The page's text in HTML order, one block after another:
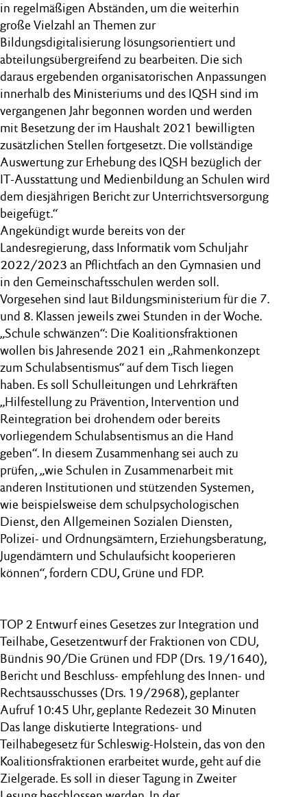
in regelmäßigen Abständen, um die weiterhin
große Vielzahl an Themen zur
Bildungsdigitalisierung lösungsorientiert und
abteilungsübergreifend zu bearbeiten. Die sich
daraus ergebenden organisatorischen Anpassungen
innerhalb des Ministeriums und des IQSH sind im
vergangenen Jahr begonnen worden und werden
mit Besetzung der im Haushalt 2021 bewilligten
zusätzlichen Stellen fortgesetzt. Die vollständige
Auswertung zur Erhebung des IQSH bezüglich der
IT-Ausstattung und Medienbildung an Schulen wird
dem diesjährigen Bericht zur Unterrichtsversorgung
beigefügt.“
Angekündigt wurde bereits von der
Landesregierung, dass Informatik vom Schuljahr
2022/2023 an Pflichtfach an den Gymnasien und
in den Gemeinschaftsschulen werden soll.
Vorgesehen sind laut Bildungsministerium für die 7.
und 8. Klassen jeweils zwei Stunden in der Woche.
„Schule schwänzen“: Die Koalitionsfraktionen
wollen bis Jahresende 2021 ein „Rahmenkonzept
zum Schulabsentismus“ auf dem Tisch liegen
haben. Es soll Schulleitungen und Lehrkräften
„Hilfestellung zu Prävention, Intervention und
Reintegration bei drohendem oder bereits
vorliegendem Schulabsentismus an die Hand
geben“. In diesem Zusammenhang sei auch zu
prüfen, „wie Schulen in Zusammenarbeit mit
anderen Institutionen und stützenden Systemen,
wie beispielsweise dem schulpsychologischen
Dienst, den Allgemeinen Sozialen Diensten,
Polizei- und Ordnungsämtern, Erziehungsberatung,
Jugendämtern und Schulaufsicht kooperieren
können“, fordern CDU, Grüne und FDP.
TOP 2 Entwurf eines Gesetzes zur Integration und
Teilhabe, Gesetzentwurf der Fraktionen von CDU,
Bündnis 90/Die Grünen und FDP (Drs. 19/1640),
Bericht und Beschluss- empfehlung des Innen- und
Rechtsausschusses (Drs. 19/2968), geplanter
Aufruf 10:45 Uhr, geplante Redezeit 30 Minuten
Das lange diskutierte Integrations- und
Teilhabegesetz für Schleswig-Holstein, das von den
Koalitionsfraktionen erarbeitet wurde, geht auf die
Zielgerade. Es soll in dieser Tagung in Zweiter